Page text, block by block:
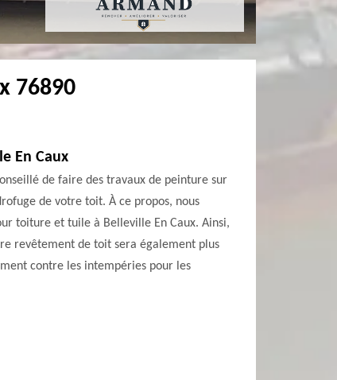
76890
En Caux
de faire des travaux de peinture sur
de votre toit. À ce propos, nous
toiture et tuile à Belleville En Caux. Ainsi,
revêtement de toit sera également plus
contre les intempéries pour les